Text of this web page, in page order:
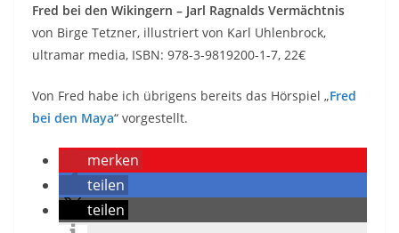
Fred bei den Wikingern – Jarl Ragnalds Vermächtnis
von Birge Tetzner, illustriert von Karl Uhlenbrock,
ultramar media, ISBN: 978-3-9819200-1-7, 22€
Von Fred habe ich übrigens bereits das Hörspiel „Fred
bei den Maya“ vorgestellt.
merken
teilen
teilen